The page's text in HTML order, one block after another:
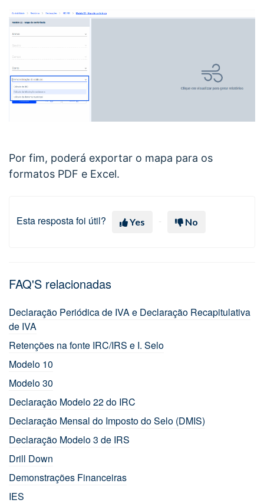
Por fim, poderá exportar o mapa para os
formatos PDF e Excel.
Esta resposta foi útil? Yes No
FAQ'S relacionadas
Declaração Periódica de IVA e Declaração Recapitulativa
de IVA
Retenções na fonte IRC/IRS e I. Selo
Modelo 10
Modelo 30
Declaração Modelo 22 do IRC
Declaração Mensal do Imposto do Selo (DMIS)
Declaração Modelo 3 de IRS
Drill Down
Demonstrações Financeiras
IES